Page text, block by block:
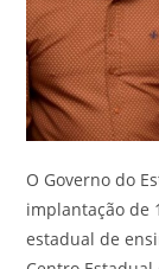
O Governo do
implantação de
estadual de